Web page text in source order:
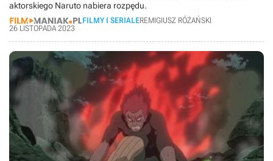
aktorskiego Naruto nabiera rozpędu.
FILMY I SERIALEREMIGIUSZ RÓŻAŃSKI
26 LISTOPADA 2023